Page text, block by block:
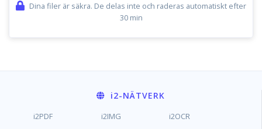
Dina filer är säkra. De delas inte och raderas automatiskt efter
30 min
i2-NÄTVERK
i2PDF i2IMG
i2OCR